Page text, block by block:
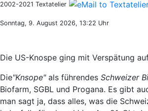
2002-2021 Textatelier
Sonntag, 9. August 2026, 13:22 Uhr
Die US-Knospe ging mit Verspätung
Die"Knsope"als führendes Schweizer
Biofarm, SGBL und Progana. Es gibt
man sagt ja, dass alles, was die